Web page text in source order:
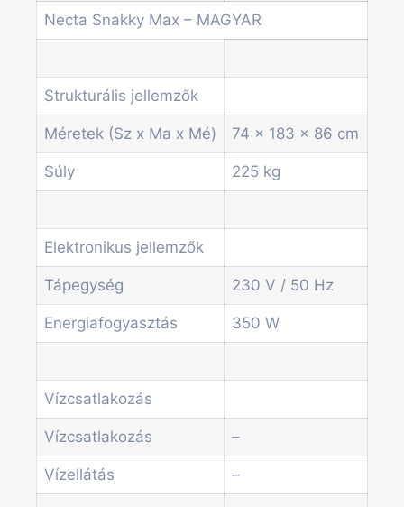
Kombi Gépek
Kávé automaták
Spirálos snack automaták
Üdítő automaták
Szódagépek
Economic Line
Szolgáltatások
Hírek
Információk
Kapcsolat
Termékek
Forgótálcás automaták
Irodai és professzionális kávégépek
Kombi Gépek
Kávé automaták
Pénzvizsgáló rendszerek
Necta Snakky Max – MAGYAR
Strukturális jellemzők
Méretek (Sz x Ma x Mé) 74 x 183 x 86 cm
Súly 225 kg
Elektronikus jellemzők
Tápegység 230 V / 50 Hz
Energiafogyasztás 350 W
Vízcsatlakozás
Vízcsatlakozás –
Vízellátás –